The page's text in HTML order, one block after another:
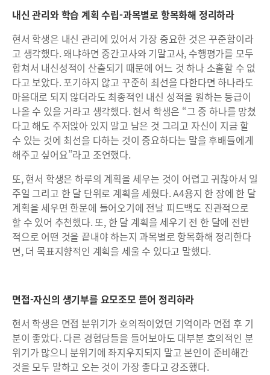
내신 관리와 학습 계획 수립-과목별로 항목화해 정리하라
현서 학생은 내신 관리에 있어서 가장 중요한 것은 꾸준함이라
고 생각했다. 왜냐하면 중간고사와 기말고사, 수행평가를 모두
합쳐서 내신성적이 산출되기 때문에 어느 것 하나 소홀할 수 없
다고 보았다. 포기하지 않고 꾸준히 최선을 다한다면 하나라도
마음대로 되지 않더라도 최종적인 내신 성적을 원하는 등급이
나올 수 있을 거라고 생각했다. 현서 학생은 “그 중 하나를 망쳤
다고 해도 주저앉아 있지 말고 남은 것 그리고 자신이 지금 할
수 있는 것에 최선을 다하는 것이 중요하다는 말을 후배들에게
해주고 싶어요”라고 조언했다.
또, 현서 학생은 하루의 계획을 세우는 것이 어렵고 귀찮아서 일
주일 그리고 한 달 단위로 계획을 세웠다. A4용지 한 장에 한 달
계획을 세우면 한문에 들어오기에 전날 피드백도 진관적으로
할 수 있어 추천했다. 또, 한 달 계획을 세우기 전 한 달에 전반
적으로 어떤 것을 끝내야 하는지 과목별로 항목화해 정리한다
면, 더 목표지향적인 계획을 세울 수 있다고 말했다.
면접-자신의 생기부를 요모조모 뜯어 정리하라
현서 학생은 면접 분위기가 호의적이었던 기억이라 면접 후 기
분이 좋았다. 다른 경험담들을 들어보아도 대부분 호의적인 분
위기가 많으니 분위기에 좌지우지되지 말고 본인이 준비해간
것을 모두 말하고 오는 것이 가장 좋다고 강조했다.